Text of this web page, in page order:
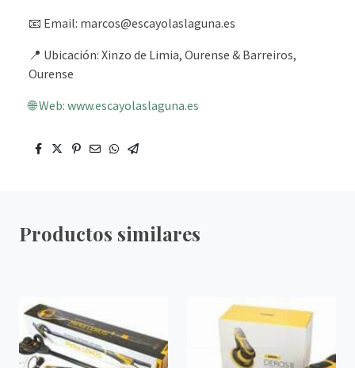
📧 Email: marcos@escayolaslaguna.es
📍 Ubicación: Xinzo de Limia, Ourense & Barreiros,
Ourense
🌐 Web: www.escayolaslaguna.es
Productos similares